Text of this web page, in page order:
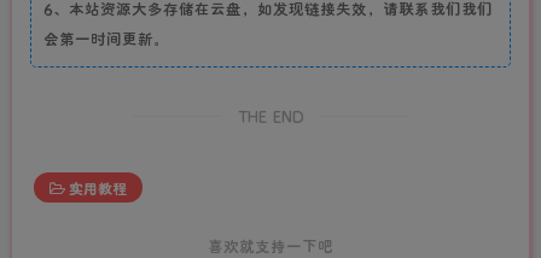
6、本站资源大多存储在云盘，如发现链接失效，请联系我们我们
会第一时间更新。
THE END
实用教程
喜欢就支持一下吧